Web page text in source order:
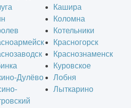
Кашира
Коломна
Котельники
Красногорск
Краснознаменск
Куровское
Дулёво
Лобня
Лыткарино